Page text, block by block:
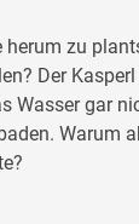
zu
Der
Wasser gar
Warum